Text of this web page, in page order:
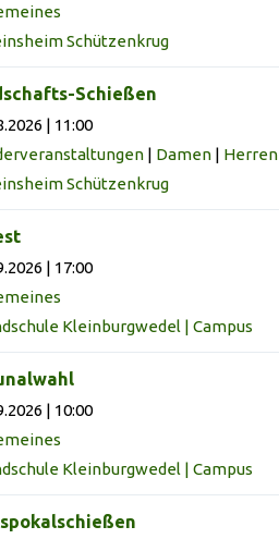
Schützenkrug
Schießen
| 11:00
| Damen| Herren
Schützenkrug
| 17:00
Kleinburgwedel | Campus
| 10:00
Kleinburgwedel | Campus